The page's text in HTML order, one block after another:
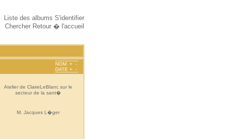
Liste des albums S'identifier
Chercher Retour � l'accueil
NOM + -
DATE + -
Atelier de ClaireLeBlanc sur le
secteur de la sant�
M. Jacques L�ger